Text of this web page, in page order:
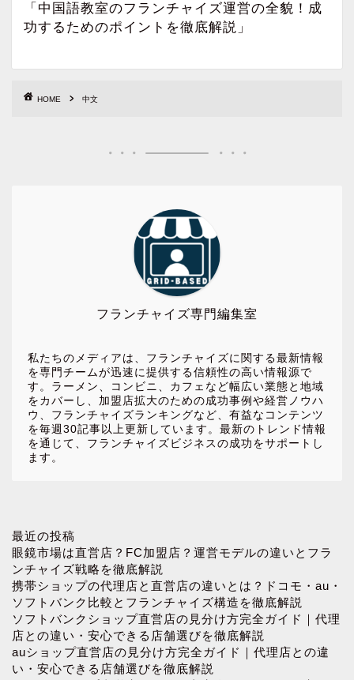
「中国語教室のフランチャイズ運営の全貌！成
功するためのポイントを徹底解説」
HOME 中文
フランチャイズ専門編集室
私たちのメディアは、フランチャイズに関する最新情報
を専門チームが迅速に提供する信頼性の高い情報源で
す。ラーメン、コンビニ、カフェなど幅広い業態と地域
をカバーし、加盟店拡大のための成功事例や経営ノウハ
ウ、フランチャイズランキングなど、有益なコンテンツ
を毎週30記事以上更新しています。最新のトレンド情報
を通じて、フランチャイズビジネスの成功をサポートし
ます。
最近の投稿
眼鏡市場は直営店？FC加盟店？運営モデルの違いとフラ
ンチャイズ戦略を徹底解説
携帯ショップの代理店と直営店の違いとは？ドコモ・au・
ソフトバンク比較とフランチャイズ構造を徹底解説
ソフトバンクショップ直営店の見分け方完全ガイド｜代理
店との違い・安心できる店舗選びを徹底解説
auショップ直営店の見分け方完全ガイド｜代理店との違
い・安心できる店舗選びを徹底解説
お問い合わせ
プロフィール
プライバシーポリシー